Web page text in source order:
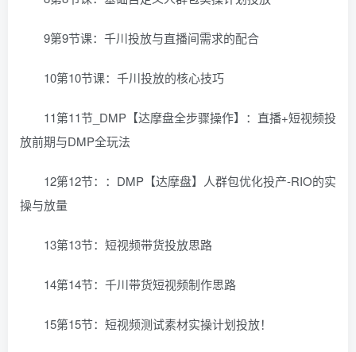
9第9节课：千川投放与直播间需求的配合
10第10节课：千川投放的核心技巧
11第11节_DMP【达摩盘全步骤操作】：直播+短视频投
放前期与DMP全玩法
12第12节：：DMP【达摩盘】人群包优化投产-RIO的实
操与放量
13第13节：短视频带货投放思路
14第14节：千川带货短视频制作思路
15第15节：短视频测试素材实操计划投放！